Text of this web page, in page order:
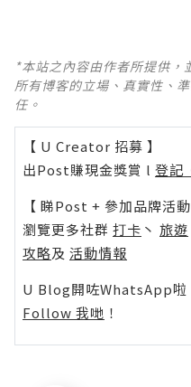
*本站之內容由作者所提供
所有博客的立場、真實性、
任。
【 U Creator 招募 】
出Post賺現金獎賞 l 登記
【 睇Post + 參加品牌活動
瀏覽更多社群 打卡 丶 旅遊
攻略及 活動情報
U Blog開咗WhatsApp啦
Follow 我哋 ！